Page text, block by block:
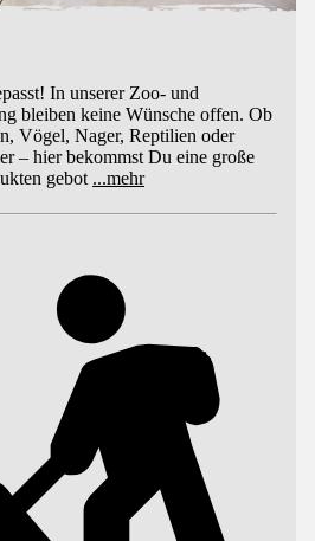
In unserer Zoo- und
bleiben keine Wünsche offen. Ob
Vögel, Nager, Reptilien oder
– hier bekommst Du eine große
gebot ...mehr